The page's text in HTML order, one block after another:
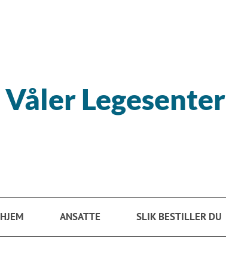
Våler Legesenter
HJEM ANSATTE SLIK BESTILLER DU